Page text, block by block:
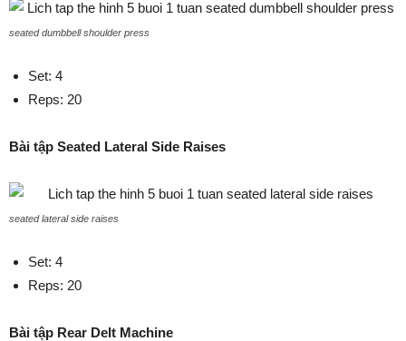
seated dumbbell shoulder press
Set: 4
Reps: 20
Bài tập Seated Lateral Side Raises
seated lateral side raises
Set: 4
Reps: 20
Bài tập Rear Delt Machine